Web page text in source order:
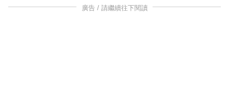
廣告 / 請繼續往下閱讀